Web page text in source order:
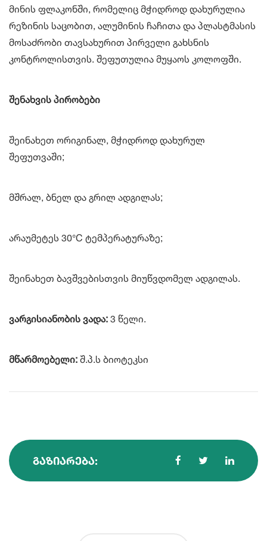
მინის ფლაკონში, რომელიც მჭიდროდ დახურულია
რეზინის საცობით, ალუმინის ჩაჩითა და პლასტმასის
მოსაძრობი თავსახურით პირველი გახსნის
კონტროლისთვის. შეფუთულია მუყაოს კოლოფში.
შენახვის პირობები
შეინახეთ ორიგინალ, მჭიდროდ დახურულ
შეფუთვაში;
მშრალ, ბნელ და გრილ ადგილას;
არაუმეტეს 30°C ტემპერატურაზე;
შეინახეთ ბავშვებისთვის მიუწვდომელ ადგილას.
ვარგისიანობის ვადა: 3 წელი.
მწარმოებელი: შ.პ.ს ბიოტეკსი
ᲒᲐᲖᲘᲐᲠᲔᲑᲐ: